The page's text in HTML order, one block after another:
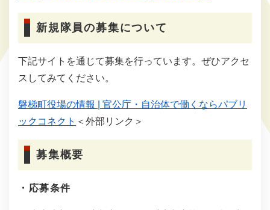
新規隊員の募集について
下記サイトを通じて募集を行っています。ぜひアクセ
スしてみてください。
磐梯町役場の情報 | 官公庁・自治体で働くならパブリ
ックコネクト ＜外部リンク＞
募集概要
・応募条件